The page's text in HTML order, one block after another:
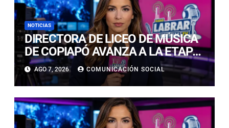
NOTICIAS
DIRECTORA DE LICEO DE MÚSICA
DE COPIAPÓ AVANZA A LA ETAPA
FINAL DEL PREMIO LED 2026 POR
INNOVACIÓN EDUCATIVA
AGO 7, 2026 COMUNICACIÓN SOCIAL